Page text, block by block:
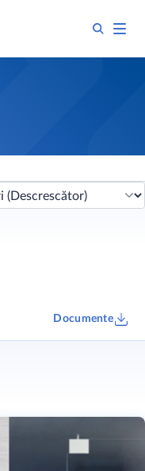
Documente